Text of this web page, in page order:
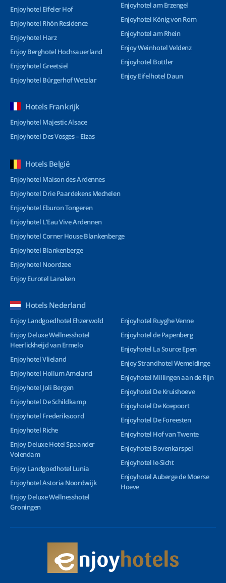
Enjoyhotel Eifeler Hof
Enjoyhotel Rhön Residence
Enjoyhotel Harz
Enjoy Berghotel Hochsauerland
Enjoyhotel Greetsiel
Enjoyhotel Bürgerhof Wetzlar
Enjoyhotel am Erzengel
Enjoyhotel König von Rom
Enjoyhotel am Rhein
Enjoy Weinhotel Veldenz
Enjoyhotel Bottler
Enjoy Eifelhotel Daun
Hotels Frankrijk
Enjoyhotel Majestic Alsace
Enjoyhotel Des Vosges – Elzas
Hotels België
Enjoyhotel Maison des Ardennes
Enjoyhotel Drie Paardekens Mechelen
Enjoyhotel Eburon Tongeren
Enjoyhotel L’Eau Vive Ardennen
Enjoyhotel Corner House Blankenberge
Enjoyhotel Blankenberge
Enjoyhotel Noordzee
Enjoy Eurotel Lanaken
Hotels Nederland
Enjoy Landgoedhotel Ehzerwold
Enjoy Deluxe Wellnesshotel
Heerlickheijd van Ermelo
Enjoyhotel Vlieland
Enjoyhotel Hollum Ameland
Enjoyhotel Joli Bergen
Enjoyhotel De Schildkamp
Enjoyhotel Frederiksoord
Enjoyhotel Riche
Enjoy Deluxe Hotel Spaander
Volendam
Enjoy Landgoedhotel Lunia
Enjoyhotel Astoria Noordwijk
Enjoy Deluxe Wellnesshotel
Groningen
Enjoyhotel Ruyghe Venne
Enjoyhotel de Papenberg
Enjoyhotel La Source Epen
Enjoy Strandhotel Wemeldinge
Enjoyhotel Millingen aan de Rijn
Enjoyhotel De Kruishoeve
Enjoyhotel De Koepoort
Enjoyhotel De Foreesten
Enjoyhotel Hof van Twente
Enjoyhotel Bovenkarspel
Enjoyhotel Ie-Sicht
Enjoyhotel Auberge de Moerse
Hoeve